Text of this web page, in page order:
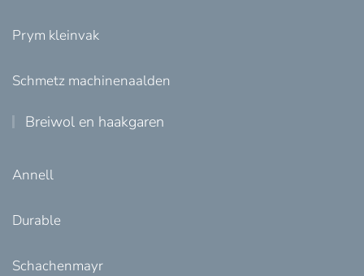
Prym kleinvak
Schmetz machinenaalden
Breiwol en haakgaren
Annell
Durable
Schachenmayr